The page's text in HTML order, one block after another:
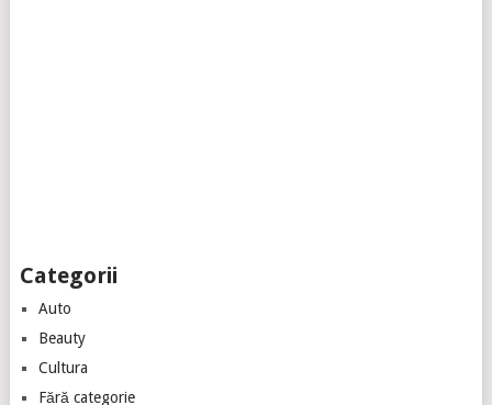
Categorii
Auto
Beauty
Cultura
Fără categorie